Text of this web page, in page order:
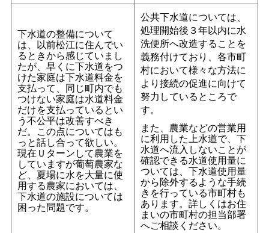
下水道の整備について
は、以前松江に住んでい
るときから感じていまし
たが、早くに下水道をつ
けた家庭は下水道料金を
支払って、同じ町内でも
つけない家庭は水道料金
だけを支払っているとい
う不公平は改善すべき
だ。この点についてはも
っと話し合って欲しい。
現在Ｕターンして農業を
していますが葡萄農家な
ど、夏場に水を大量に使
用する農家においては、
下水道の施設については
困った問題です。
公共下水道については、
処理開始後３年以内に水
洗便所へ改造することを
義務付けており、各市町
村において様々な方法に
より接続の促進に向けて
努力しているところで
す。
また、農業などの営業用
に利用した上水道で、下
水道へ流入しないことが
確認できる水道使用量に
ついては、下水道使用量
から除外するような手続
きを行っている市町村も
あります。詳しくはお住
まいの市町村の担当部署
へご相談ください。